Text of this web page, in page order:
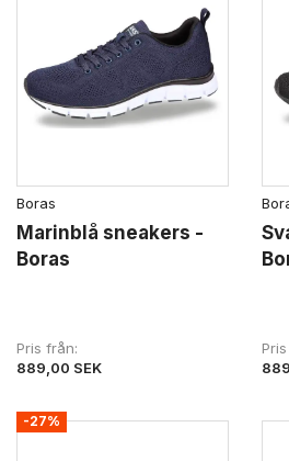
Boras
Marinblå sneakers -
Boras
Pris från
889,00 SEK
-27%